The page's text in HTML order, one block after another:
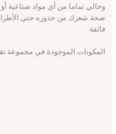
وخالي تماما من أي مواد صناعية
صحة شعرك من جذوره حتي
فائقة
المكونات الموجودة في مجموعة